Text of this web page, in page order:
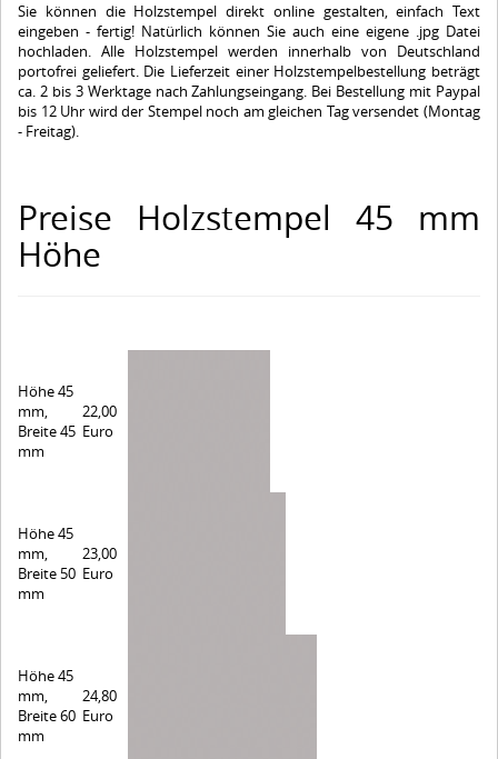
Sie können die Holzstempel direkt online gestalten, einfach Text
eingeben - fertig! Natürlich können Sie auch eine eigene .jpg Datei
hochladen. Alle Holzstempel werden innerhalb von Deutschland
portofrei geliefert. Die Lieferzeit einer Holzstempelbestellung beträgt
ca. 2 bis 3 Werktage nach Zahlungseingang. Bei Bestellung mit Paypal
bis 12 Uhr wird der Stempel noch am gleichen Tag versendet (Montag
- Freitag).
Preise Holzstempel 45 mm
Höhe
Höhe 45
mm,
Breite 45
mm
22,00
Euro
Höhe 45
mm,
Breite 50
mm
23,00
Euro
Höhe 45
mm,
Breite 60
mm
24,80
Euro